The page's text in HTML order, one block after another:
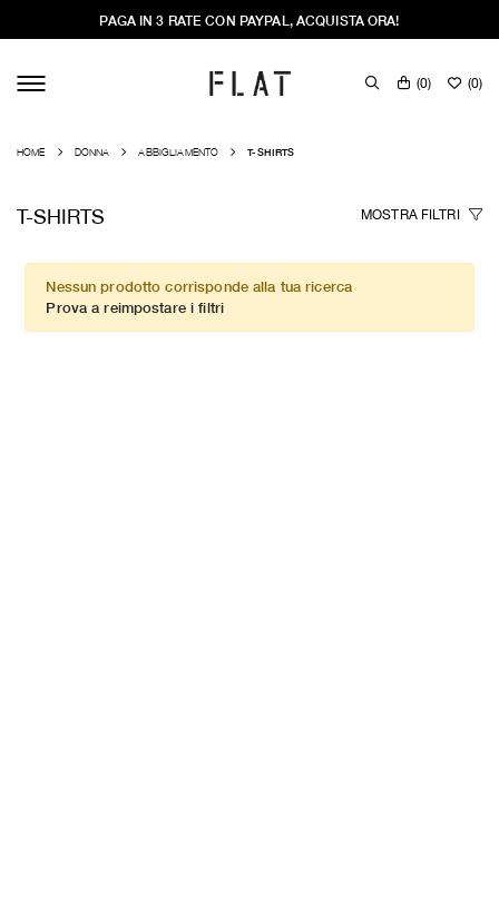
PAGA IN 3 RATE CON PAYPAL, ACQUISTA ORA!
(0) (0)
HOME DONNA ABBIGLIAMENTO T-SHIRTS
T-SHIRTS MOSTRAFILTRI
Nessun prodotto corrisponde alla tua ricerca
Prova a reimpostare i filtri